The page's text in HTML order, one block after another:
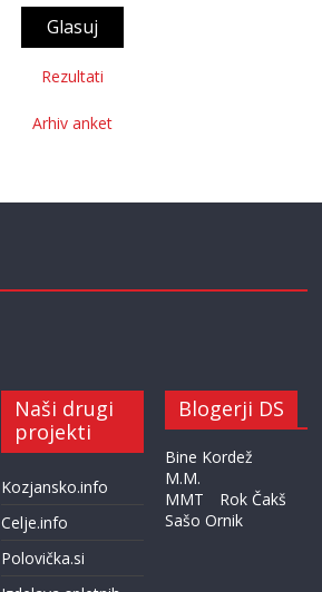
Rezultati
Arhiv anket
Naši drugi
projekti
Kozjansko.info
Celje.info
Polovička.si
Blogerji DS
Bine Kordež
M.M.
MMT
Rok Čakš
Sašo Ornik